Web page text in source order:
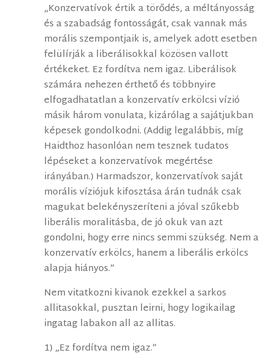
„Konzervatívok értik a törődés, a méltányosság
és a szabadság fontosságát, csak vannak más
morális szempontjaik is, amelyek adott esetben
felülírják a liberálisokkal közösen vallott
értékeket. Ez fordítva nem igaz. Liberálisok
számára nehezen érthető és többnyire
elfogadhatatlan a konzervatív erkölcsi vízió
másik három vonulata, kizárólag a sajátjukban
képesek gondolkodni. (Addig legalábbis, míg
Haidthoz hasonlóan nem tesznek tudatos
lépéseket a konzervatívok megértése
irányában.) Harmadszor, konzervatívok saját
morális víziójuk kifosztása árán tudnák csak
magukat belekényszeríteni a jóval szűkebb
liberális moralitásba, de jó okuk van azt
gondolni, hogy erre nincs semmi szükség. Nem a
konzervatív erkölcs, hanem a liberális erkölcs
alapja hiányos.”
Nem vitatkozni kivanok ezekkel a sarkos
allitasokkal, pusztan leirni, hogy logikailag
ingatag labakon all az allitas.
1) „Ez fordítva nem igaz.”